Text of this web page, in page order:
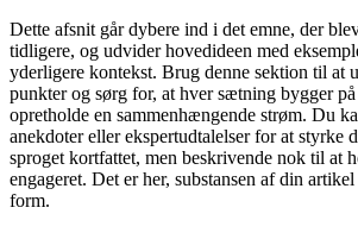
Dette afsnit går dybere ind i det emne, der
tidligere, og udvider hovedideen med
yderligere kontekst. Brug denne sektion til at
punkter og sørg for, at hver sætning bygger
opretholde en sammenhængende strøm. Du
anekdoter eller ekspertudtalelser for at styrke
sproget kortfattet, men beskrivende nok til at
engageret. Det er her, substansen af din
form.